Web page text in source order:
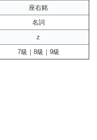
座右銘
名詞
z
7級｜8級｜9級